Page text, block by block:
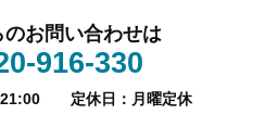
のお問い合わせは
916-330
定休日：月曜定休